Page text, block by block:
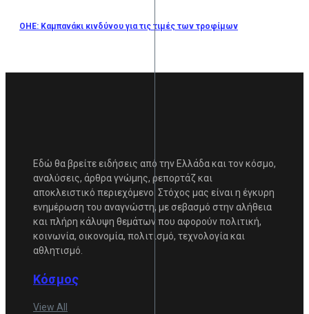
ΟΗΕ: Καμπανάκι κινδύνου για τις τιμές των τροφίμων
Εδώ θα βρείτε ειδήσεις από την Ελλάδα και τον κόσμο,
αναλύσεις, άρθρα γνώμης, ρεπορτάζ και
αποκλειστικό περιεχόμενο. Στόχος μας είναι η έγκυρη
ενημέρωση του αναγνώστη, με σεβασμό στην αλήθεια
και πλήρη κάλυψη θεμάτων που αφορούν πολιτική,
κοινωνία, οικονομία, πολιτισμό, τεχνολογία και
αθλητισμό.
Κόσμος
View All